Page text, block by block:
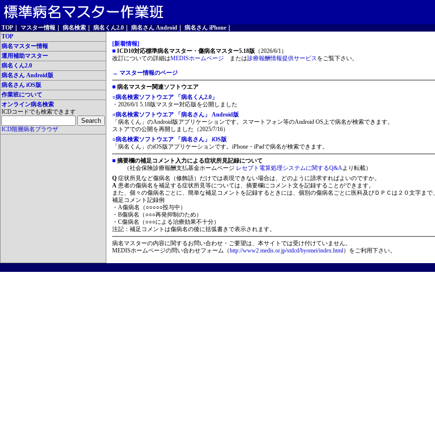
TOP マスター情報 病名検索 病名くん2.0 病名さん Android 病名さん iPhone
TOP
病名マスター情報
運用補助マスター
病名くん2.0
病名さん Android版
病名さん iOS版
作業班について
オンライン病名検索
ICDコードでも検索できます
ICD階層病名ブラウザ
[新着情報]
■ ICD10対応標準病名マスター・傷病名マスター5.18版 （2026/6/1）
改訂についての詳細はMEDISホームページ または診療報酬情報提供サービスをご覧下さい。
→ マスター情報のページ
■ 病名マスター関連ソフトウエア
○病名検索ソフトウエア 「病名くん2.0」
・2026/6/1 5.18版マスター対応版を公開しました
○病名検索ソフトウエア 「病名さん」 Android版
「病名くん」のAndroid版アプリケーションです。スマートフォン等のAndroid OS上で病名が検索できます。
ストアでの公開を再開しました（2025/7/16）
○病名検索ソフトウエア 「病名さん」 iOS版
「病名くん」のiOS版アプリケーションです。iPhone・iPadで病名が検索できます。
■ 摘要欄の補足コメント入力による症状所見記録について
（社会保険診療報酬支払基金ホームページ レセプト電算処理システムに関するQ&Aより転載）
Q 症状所見など傷病名（修飾語）だけでは表現できない場合は、どのように請求すればよいのですか。
A 患者の傷病名を補足する症状所見等については、摘要欄にコメント文を記録することができます。
また、個々の傷病名ごとに、簡単な補足コメントを記録するときには、個別の傷病名ごとに医科及びＤＰＣは２０文字まで
補足コメント記録例
・A傷病名（○○○○○投与中）
・B傷病名（○○○再発抑制のため）
・C傷病名（○○○による治療効果不十分）
注記：補足コメントは傷病名の後に括弧書きで表示されます。
病名マスターの内容に関するお問い合わせ・ご要望は、本サイトでは受け付けていません。
MEDISホームページの問い合わせフォーム（http://www2.medis.or.jp/stdcd/byomei/index.html）をご利用下さい。